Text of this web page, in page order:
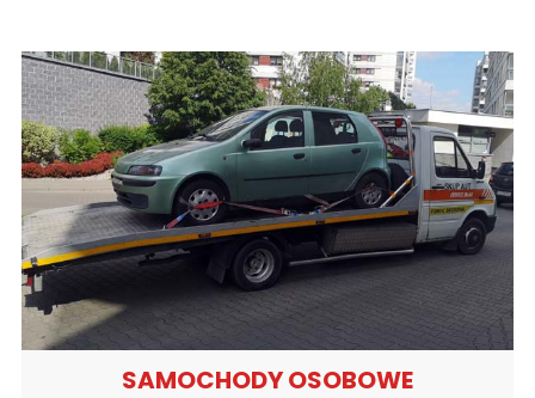
SAMOCHODY OSOBOWE